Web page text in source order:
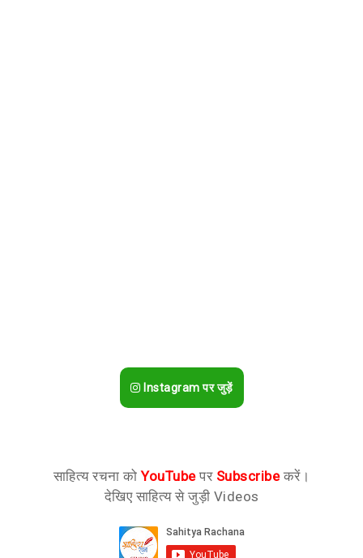
Instagram पर जुड़ें
साहित्य रचना कोYouTubeपर Subscribeकरें।
देखिए साहित्य से जुड़ी Videos